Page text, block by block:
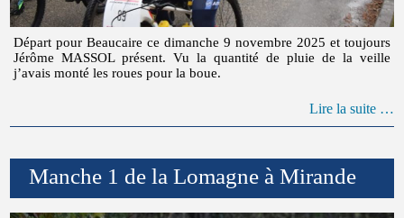
Départ pour Beaucaire ce dimanche 9 novembre 2025 et toujours
Jérôme MASSOL présent. Vu la quantité de pluie de la veille
j’avais monté les roues pour la boue.
Lire la suite …
Manche 1 de la Lomagne à Mirande